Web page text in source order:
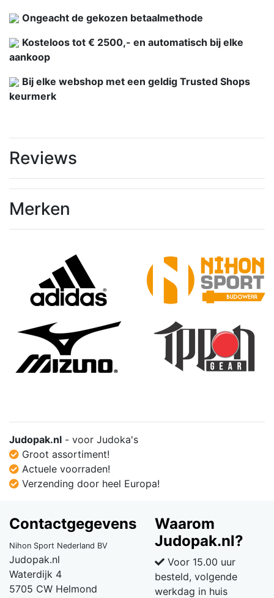
Ongeacht de gekozen betaalmethode
Kosteloos tot € 2500,- en automatisch bij elke
aankoop
Bij elke webshop met een geldig Trusted Shops
keurmerk
Reviews
Merken
Judopak.nl - voor Judoka's
Groot assortiment!
Actuele voorraden!
Verzending door heel Europa!
Contactgegevens
Nihon Sport Nederland BV
Judopak.nl
Waterdijk 4
5705 CW Helmond
Waarom
Judopak.nl?
Voor 15.00 uur
besteld, volgende
werkdag in huis